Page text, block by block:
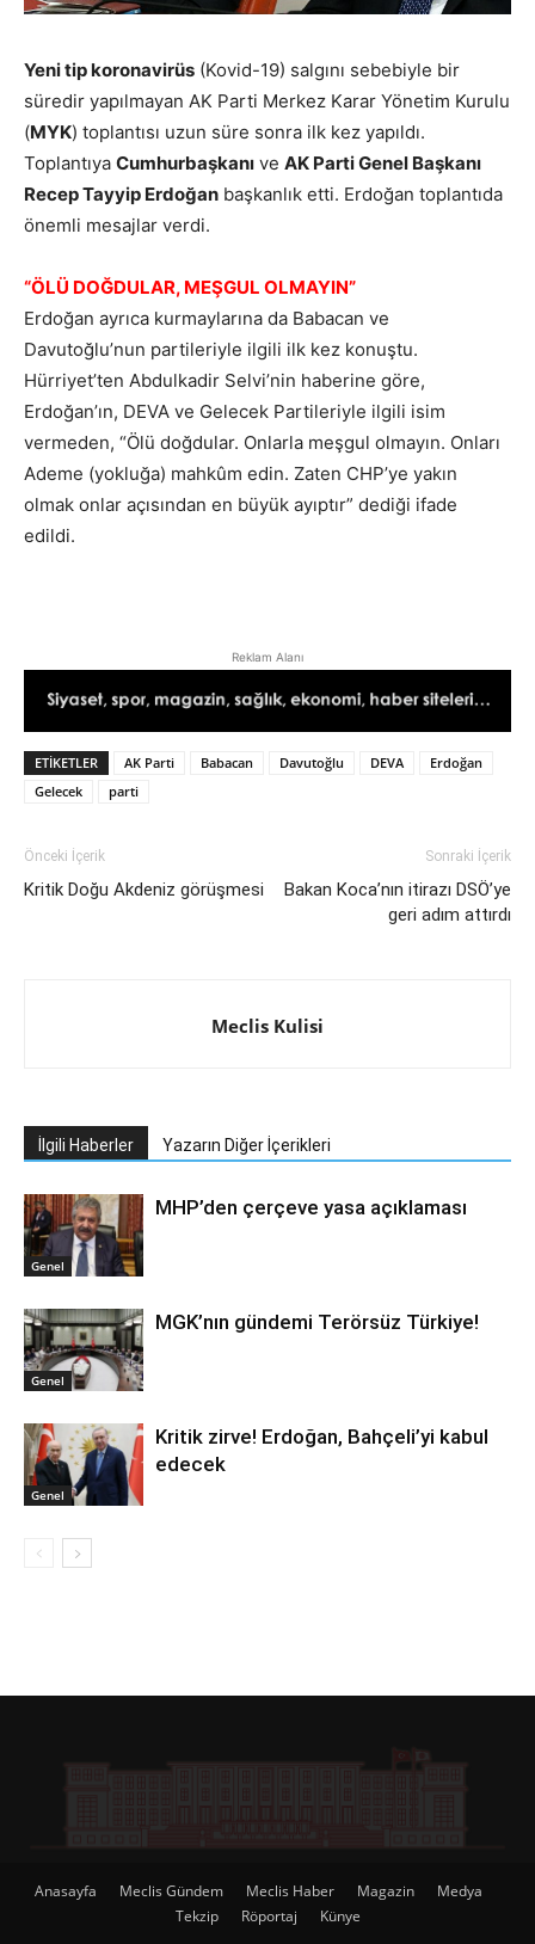
Yeni tip koronavirüs (Kovid-19) salgını sebebiyle bir
süredir yapılmayan AK Parti Merkez Karar Yönetim Kurulu
(MYK) toplantısı uzun süre sonra ilk kez yapıldı.
Toplantıya Cumhurbaşkanı ve AK Parti Genel Başkanı
Recep Tayyip Erdoğan başkanlık etti. Erdoğan toplantıda
önemli mesajlar verdi.
“ÖLÜ DOĞDULAR, MEŞGUL OLMAYIN”
Erdoğan ayrıca kurmaylarına da Babacan ve
Davutoğlu’nun partileriyle ilgili ilk kez konuştu.
Hürriyet’ten Abdulkadir Selvi’nin haberine göre,
Erdoğan’ın, DEVA ve Gelecek Partileriyle ilgili isim
vermeden, “Ölü doğdular. Onlarla meşgul olmayın. Onları
Ademe (yokluğa) mahkûm edin. Zaten CHP’ye yakın
olmak onlar açısından en büyük ayıptır” dediği ifade
edildi.
Reklam Alanı
ETIKETLER AK Parti Babacan Davutoğlu DEVA
Erdoğan
Gelecek
parti
Önceki İçerik
Kritik Doğu Akdeniz görüşmesi
Sonraki İçerik
Bakan Koca’nın itirazı DSÖ’ye
geri adım attırdı
Meclis Kulisi
İlgili Haberler Yazarın Diğer İçerikleri
Genel
MHP’den çerçeve yasa açıklaması
Genel
MGK’nın gündemi Terörsüz Türkiye!
Genel
Kritik zirve! Erdoğan, Bahçeli’yi kabul
edecek
Anasayfa Meclis Gündem Meclis Haber Magazin
Medya
Tekzip
Röportaj Künye